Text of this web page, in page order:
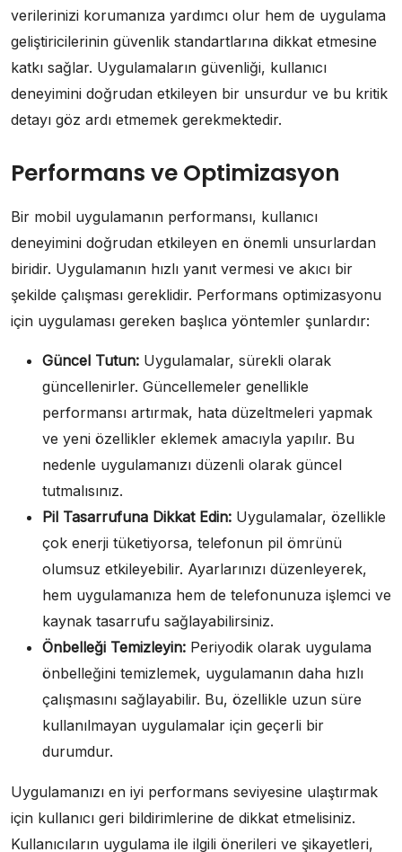
verilerinizi korumanıza yardımcı olur hem de uygulama
geliştiricilerinin güvenlik standartlarına dikkat etmesine
katkı sağlar. Uygulamaların güvenliği, kullanıcı
deneyimini doğrudan etkileyen bir unsurdur ve bu kritik
detayı göz ardı etmemek gerekmektedir.
Performans ve Optimizasyon
Bir mobil uygulamanın performansı, kullanıcı
deneyimini doğrudan etkileyen en önemli unsurlardan
biridir. Uygulamanın hızlı yanıt vermesi ve akıcı bir
şekilde çalışması gereklidir. Performans optimizasyonu
için uygulaması gereken başlıca yöntemler şunlardır:
Güncel Tutun: Uygulamalar, sürekli olarak
güncellenirler. Güncellemeler genellikle
performansı artırmak, hata düzeltmeleri yapmak
ve yeni özellikler eklemek amacıyla yapılır. Bu
nedenle uygulamanızı düzenli olarak güncel
tutmalısınız.
Pil Tasarrufuna Dikkat Edin: Uygulamalar, özellikle
çok enerji tüketiyorsa, telefonun pil ömrünü
olumsuz etkileyebilir. Ayarlarınızı düzenleyerek,
hem uygulamanıza hem de telefonunuza işlemci ve
kaynak tasarrufu sağlayabilirsiniz.
Önbelleği Temizleyin: Periyodik olarak uygulama
önbelleğini temizlemek, uygulamanın daha hızlı
çalışmasını sağlayabilir. Bu, özellikle uzun süre
kullanılmayan uygulamalar için geçerli bir
durumdur.
Uygulamanızı en iyi performans seviyesine ulaştırmak
için kullanıcı geri bildirimlerine de dikkat etmelisiniz.
Kullanıcıların uygulama ile ilgili önerileri ve şikayetleri,